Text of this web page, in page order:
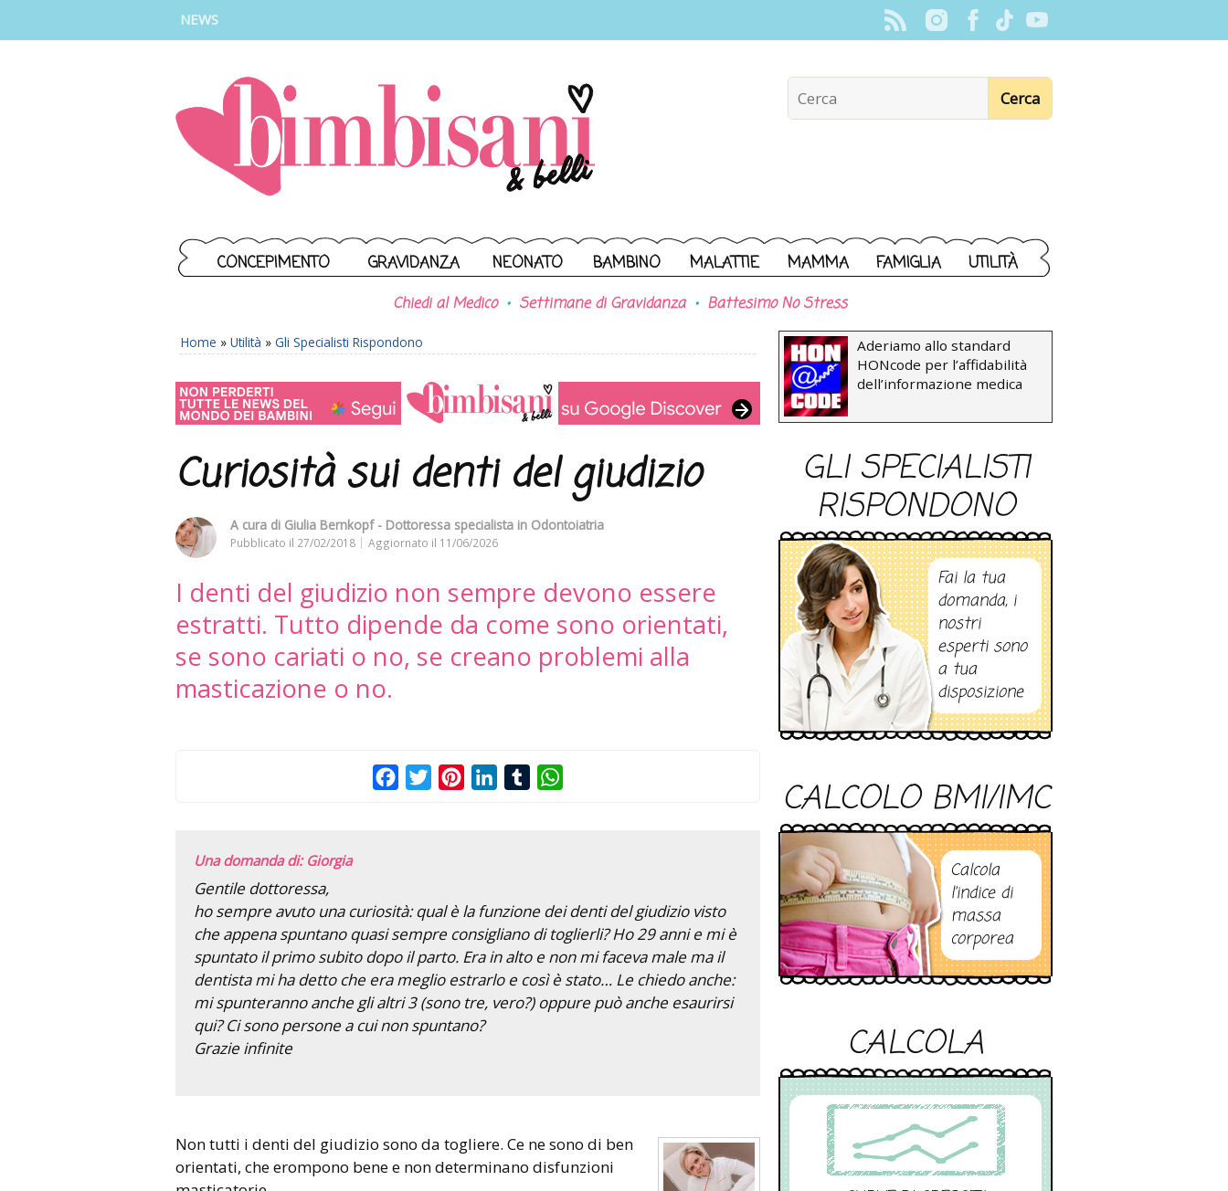
NEWS
CONCEPIMENTO GRAVIDANZA NEONATO BAMBINO MALATTIE MAMMA FAMIGLIA UTILITÀ
Chiedi al Medico Settimane di Gravidanza Battesimo No Stress
Home » Utilità » Gli Specialisti Rispondono
Curiosità sui denti del giudizio
A cura di Giulia Bernkopf - Dottoressa specialista in Odontoiatria
Pubblicato il 27/02/2018 Aggiornato il 11/06/2026
I denti del giudizio non sempre devono essere
estratti. Tutto dipende da come sono orientati,
se sono cariati o no, se creano problemi alla
masticazione o no.
FacebookTwitterPinterestLinkedInTumblr
Una domanda di: Giorgia
Gentile dottoressa,
ho sempre avuto una curiosità: qual è la funzione dei denti del giudizio visto
che appena spuntano quasi sempre consigliano di toglierli? Ho 29 anni e mi è
spuntato il primo subito dopo il parto. Era in alto e non mi faceva male ma il
dentista mi ha detto che era meglio estrarlo e così è stato… Le chiedo anche:
mi spunteranno anche gli altri 3 (sono tre, vero?) oppure può anche esaurirsi
qui? Ci sono persone a cui non spuntano?
Grazie infinite
Non tutti i denti del giudizio sono da togliere. Ce ne sono di ben
orientati, che erompono bene e non determinano disfunzioni
Aderiamo allo standard
HONcode per l’affidabilità
dell’informazione medica
GLI SPECIALISTI
RISPONDONO
Fai la tua
domanda, i
nostri
esperti sono
a tua
disposizione
CALCOLO BMI/IMC
Calcola
l’indice di
massa
corporea
CALCOLA